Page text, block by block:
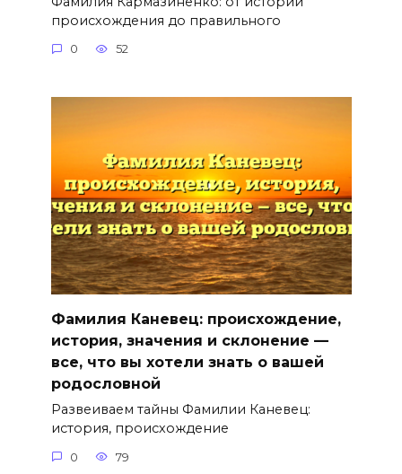
происхождения до правильного
0 52
Фамилия Каневец: происхождение,
история, значения и склонение —
все, что вы хотели знать о вашей
родословной
Развеиваем тайны Фамилии Каневец:
история, происхождение
0 79